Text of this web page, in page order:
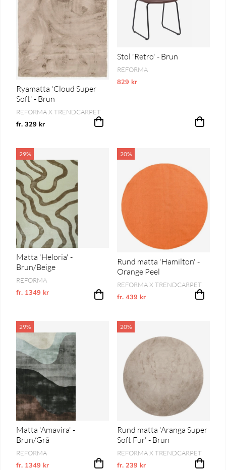
Ryamatta 'Cloud Super
Soft' - Brun
REFORMA X TRENDCARPET
fr. 329 kr
Stol 'Retro' - Brun
REFORMA
829 kr
Vårt lägsta pris 1-30 dagar innan
29%
Matta 'Heloria' -
Brun/Beige
REFORMA
fr. 1349 kr
Ordinarie pris:
20%
Rund matta 'Hamilton' -
Orange Peel
REFORMA X TRENDCARPET
fr. 439 kr
Vårt lägsta pris 1-30 dagar innan
29%
Matta 'Amavira' -
Brun/Grå
REFORMA
fr. 1349 kr
Ordinarie pris:
20%
Rund matta 'Aranga Super
Soft Fur' - Brun
REFORMA X TRENDCARPET
fr. 239 kr
Vårt lägsta pris 1-30 dagar innan